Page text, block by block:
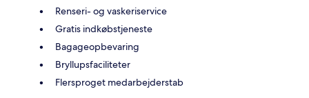
Renseri- og vaskeriservice
Gratis indkøbstjeneste
Bagageopbevaring
Bryllupsfaciliteter
Flersproget medarbejderstab